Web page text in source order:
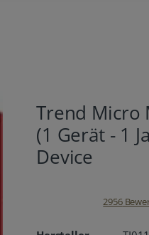
Trend Micro
(1 Gerät - 1
Device
2956